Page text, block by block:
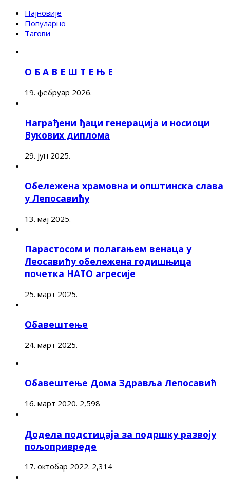
Најновије
Популарно
Тагови
О Б А В Е Ш Т Е Њ Е
19. фебруар 2026.
Награђени ђаци генерација и носиоци
Вукових диплома
29. јун 2025.
Обележена храмовна и општинска слава
у Лепосавићу
13. мај 2025.
Парастосом и полагањем венаца у
Леосавићу обележена годишњица
почетка НАТО агресије
25. март 2025.
Обавештење
24. март 2025.
Обавештење Дома Здравља Лепосавић
16. март 2020. 2,598
Додела подстицаја за подршку развоју
пољопривреде
17. октобар 2022. 2,314